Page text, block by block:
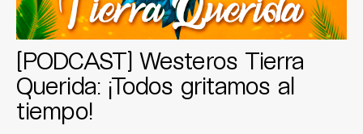
[PODCAST] Westeros Tierra
Querida: ¡Todos gritamos al
tiempo!